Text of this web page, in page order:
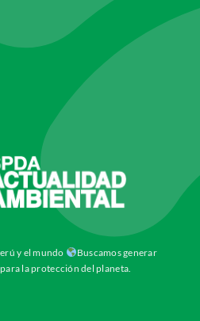
y el mundo
Buscamos generar
la protección del planeta.